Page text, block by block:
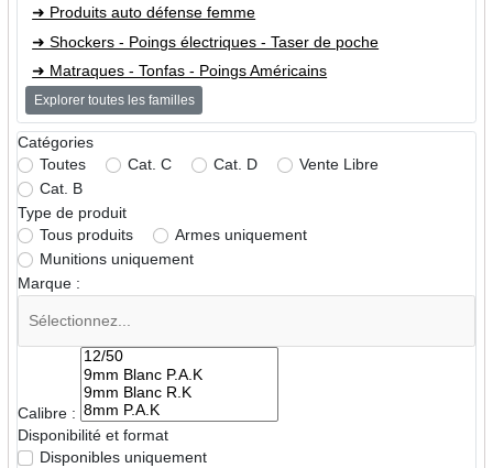
➜ Produits auto défense femme
➜ Shockers - Poings électriques - Taser de poche
➜ Matraques - Tonfas - Poings Américains
➜ Pistolets & revolvers d'alarme - Pistolets à blanc
➜ Gomm Cogne - Flash ball
➜ Munitions armes de défense
➜ Equipements tactiques
Explorer toutes les familles
Catégories
Toutes
Cat. C Cat. D
Vente Libre
Cat. B
Type de produit
Tous produits
Armes uniquement
Munitions uniquement
Marque :
Calibre :
Disponibilité et format
Disponibles uniquement